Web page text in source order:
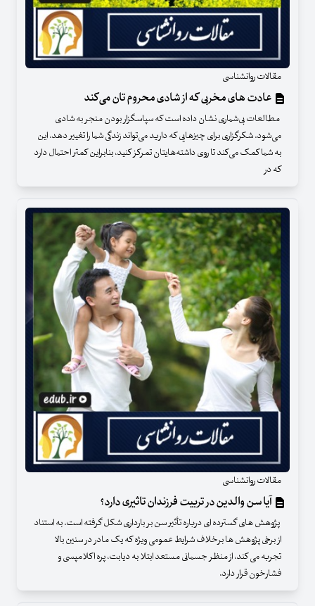
مقالات روانشناسی
عادت‌ های مخربی که از شادی محروم‌ تان می‌کند
مطالعات بی‌شماری نشان داده است که سپاسگزار بودن منجر به شادی
می‌شود. شکرگزاری برای چیزهایی که دارید می‌تواند زندگی شما را تغییر دهد. این
به شما کمک می‌کند تا روی داشته‌هایتان تمرکز کنید، بنابراین کمتر احتمال دارد
که در
مقالات روانشناسی
آیا سن والدین در تربیت فرزندان تاثیری دارد؟
پژوهش های گسترده ای درباره تأثیر سن بر بارداری شکل گرفته است. به استناد
از برخی پژوهش ها برخلاف شرایط عمومی ویژه که یک مادر در سنین بالا
تجربه می کند، از منظر جسمانی مستعد ابتلا به دیابت، پره اکلامپسی و
فشارخون قرار دارد.